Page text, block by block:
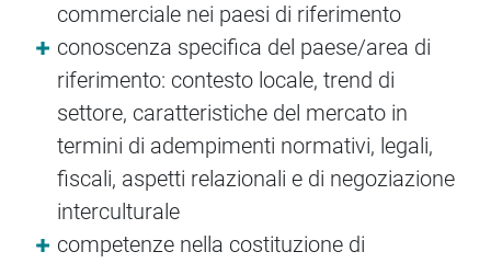
commerciale nei paesi di riferimento
conoscenza specifica del paese/area di
riferimento: contesto locale, trend di
settore, caratteristiche del mercato in
termini di adempimenti normativi, legali,
fiscali, aspetti relazionali e di negoziazione
interculturale
competenze nella costituzione di